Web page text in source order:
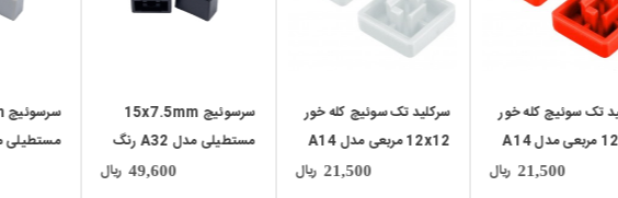
تک سوئیچ کله خور
12x12 مربعی مدل A14
21,500 ریال
سرسوئیچ 15x7.5mm
مستطیلی مدل A32 رنگ
49,600 ریال
سرسوئیچ 15x7.5mm
مستطیلی مدل A32 رنگ
49,600 ریال
قرمز